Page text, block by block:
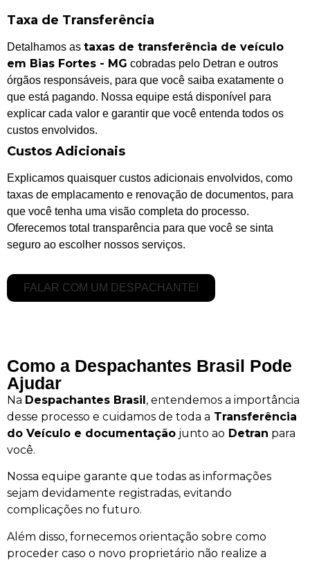
Taxa de Transferência
Detalhamos as taxas de transferência de veículo
em Bias Fortes - MG cobradas pelo Detran e outros
órgãos responsáveis, para que você saiba exatamente o
que está pagando. Nossa equipe está disponível para
explicar cada valor e garantir que você entenda todos os
custos envolvidos.
Custos Adicionais
Explicamos quaisquer custos adicionais envolvidos, como
taxas de emplacamento e renovação de documentos, para
que você tenha uma visão completa do processo.
Oferecemos total transparência para que você se sinta
seguro ao escolher nossos serviços.
FALAR COM UM DESPACHANTE!
Como a Despachantes Brasil Pode
Ajudar
Na Despachantes Brasil, entendemos a importância
desse processo e cuidamos de toda a Transferência
do Veículo e documentação junto ao Detran para
você.
Nossa equipe garante que todas as informações
sejam devidamente registradas, evitando
complicações no futuro.
Além disso, fornecemos orientação sobre como
proceder caso o novo proprietário não realize a